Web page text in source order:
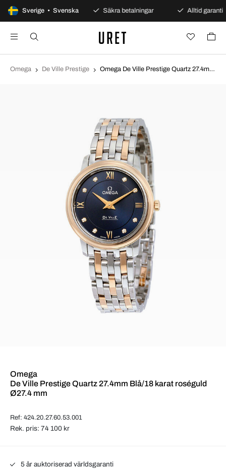
Sverige • Svenska
100 dagars öppet köp Säkra betalningar Alltid garanti
Omega De Ville Prestige Omega De Ville Prestige Quartz 27.4mm Blå/18 karat roséguld Ø27.4 mm 424.20.27.60.53.001
Omega
De Ville Prestige Quartz 27.4mm Blå/18 karat roséguld
Ø27.4 mm
Ref: 424.20.27.60.53.001
Rek. pris: 74 100 kr
5 år auktoriserad världsgaranti